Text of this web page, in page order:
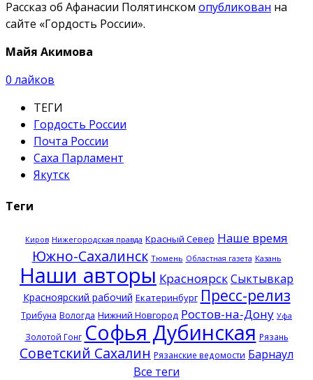
Рассказ об Афанасии Полятинском опубликован на
сайте «Гордость России».
Майя Акимова
0 лайков
ТЕГИ
Гордость России
Почта России
Саха Парламент
Якутск
Теги
Киров Нижегородская правда Красный Север Наше время
Южно-Сахалинск Тюмень Областная газета Казань
Наши авторы КрасноярскСыктывкар
Красноярский рабочий Екатеринбург Пресс-релиз
Трибуна Вологда Нижний Новгород Ростов-на-Дону Уфа
Золотой Гонг Софья Дубинская Рязань
Советский Сахалин Рязанские ведомости Барнаул
Все теги